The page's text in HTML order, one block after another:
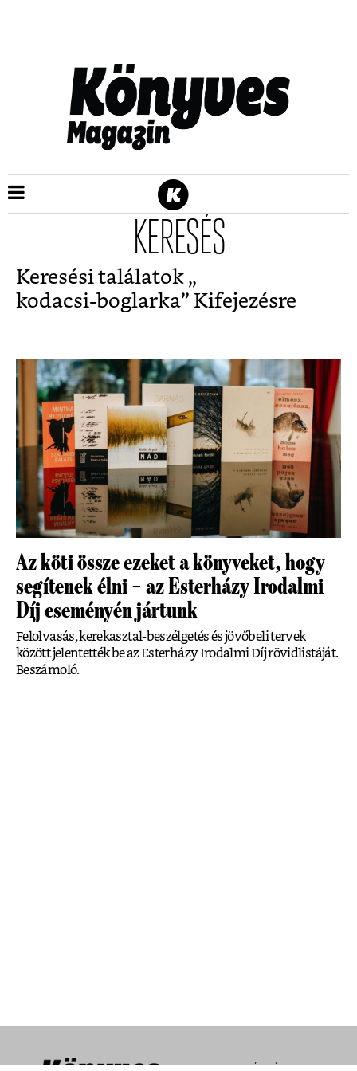
KERESÉS
Keresési találatok „
kodacsi-boglarka” Kifejezésre
Az köti össze ezeket a könyveket, hogy
segítenek élni – az Esterházy Irodalmi
Díj eseményén jártunk
Felolvasás, kerekasztal-beszélgetés és jövőbeli tervek
között jelentették be az Esterházy Irodalmi Díj rövidlistáját.
Beszámoló.